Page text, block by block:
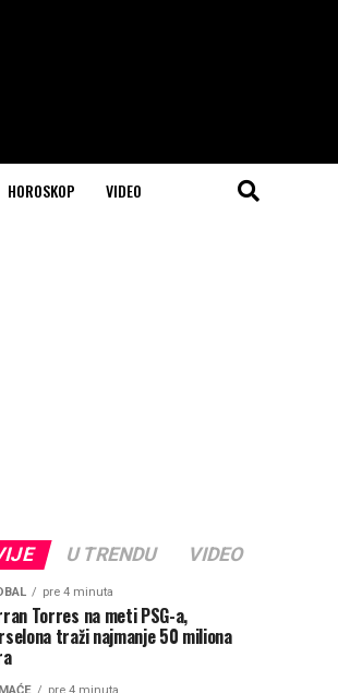
HOROSKOP VIDEO
U TRENDU VIDEO
pre 4 minuta
Torres na meti PSG-a,
traži najmanje 50 miliona